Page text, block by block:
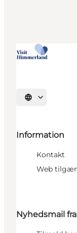
Vælg sprog
Information
Kontakt
Web
Nyhedsmail